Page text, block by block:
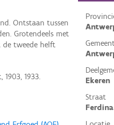
Ekeren
Straat
Ontstaan tussen
Grotendeels met
tweede helft
1933.